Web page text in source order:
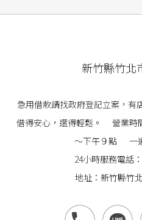
新竹縣竹北
急用借款請找政府登記立案，有
借得安心，還得輕鬆。 營業時
～下午９點 一
24小時服務電話：
地址：新竹縣竹